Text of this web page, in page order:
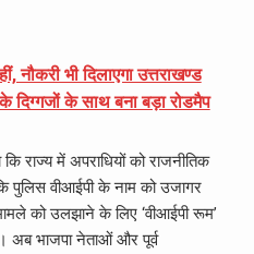
नौकरी भी दिलाएगा उत्तराखण्ड
दिग्गजों के साथ बना बड़ा रोडमैप
राज्य में अपराधियों को राजनीतिक
पुलिस वीआईपी के नाम को उजागर
को उलझाने के लिए ‘वीआईपी रूम’
अब भाजपा नेताओं और पूर्व